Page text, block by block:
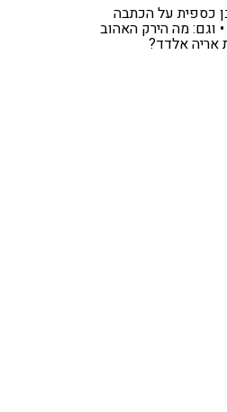
כספית על הכתבה
וגם: מה הירק האהוב
אריה אלדד?